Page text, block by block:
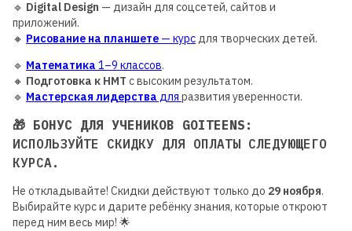
🔹 Digital Design — дизайн для соцсетей, сайтов и
приложений.
🔸 Рисование на планшете — курсдля творческих детей.
🔹 Математика 1–9 классов.
🔸 Подготовка к НМТ с высоким результатом.
🔹 Мастерская лидерства для развития уверенности.
🎁 БОНУС ДЛЯ УЧЕНИКОВ GOITEENS :
ИСПОЛЬЗУЙТЕ СКИДКУ ДЛЯ ОПЛАТЫ СЛЕДУЮЩЕГО
КУРСА.
Не откладывайте! Скидки действуют только до 29 ноября.
Выбирайте курс и дарите ребёнку знания, которые откроют
перед ним весь мир! 🌟